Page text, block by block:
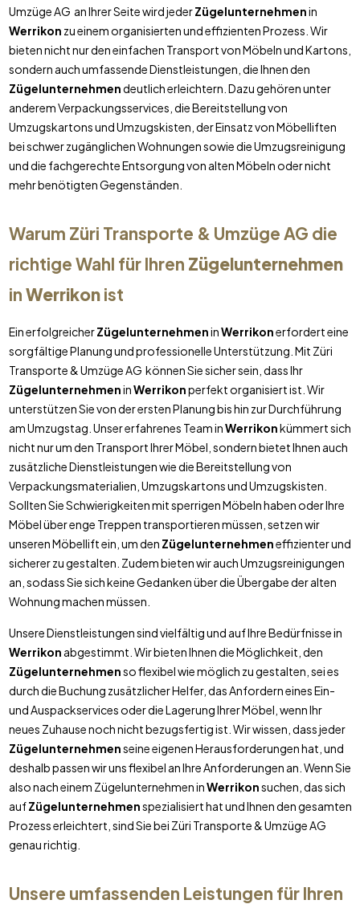
Umzüge AG an Ihrer Seite wird jederZügelunternehmenin
Werrikon zu einem organisierten und effizienten Prozess. Wir
bieten nicht nur den einfachen Transport von Möbeln und Kartons,
sondern auch umfassende Dienstleistungen, die Ihnen den
Zügelunternehmendeutlich erleichtern. Dazu gehören unter
anderem Verpackungsservices, die Bereitstellung von
Umzugskartons und Umzugskisten, der Einsatz von Möbelliften
bei schwer zugänglichen Wohnungen sowie die Umzugsreinigung
und die fachgerechte Entsorgung von alten Möbeln oder nicht
mehr benötigten Gegenständen.
Warum Züri Transporte & Umzüge AG die
richtige Wahl für Ihren Zügelunternehmen
inWerrikonist
Ein erfolgreicherZügelunternehmeninWerrikonerfordert eine
sorgfältige Planung und professionelle Unterstützung. Mit Züri
Transporte & Umzüge AG können Sie sicher sein, dass Ihr
ZügelunternehmeninWerrikonperfekt organisiert ist. Wir
unterstützen Sie von der ersten Planung bis hin zur Durchführung
am Umzugstag. Unser erfahrenes Team inWerrikonkümmert sich
nicht nur um den Transport Ihrer Möbel, sondern bietet Ihnen auch
zusätzliche Dienstleistungen wie die Bereitstellung von
Verpackungsmaterialien, Umzugskartons und Umzugskisten.
Sollten Sie Schwierigkeiten mit sperrigen Möbeln haben oder Ihre
Möbel über enge Treppen transportieren müssen, setzen wir
unseren Möbellift ein, um den Zügelunternehmeneffizienter und
sicherer zu gestalten. Zudem bieten wir auch Umzugsreinigungen
an, sodass Sie sich keine Gedanken über die Übergabe der alten
Wohnung machen müssen.
Unsere Dienstleistungen sind vielfältig und auf Ihre Bedürfnisse in
Werrikon abgestimmt. Wir bieten Ihnen die Möglichkeit, den
Zügelunternehmenso flexibel wie möglich zu gestalten, sei es
durch die Buchung zusätzlicher Helfer, das Anfordern eines Ein-
und Auspackservices oder die Lagerung Ihrer Möbel, wenn Ihr
neues Zuhause noch nicht bezugsfertig ist. Wir wissen, dass jeder
Zügelunternehmenseine eigenen Herausforderungen hat, und
deshalb passen wir uns flexibel an Ihre Anforderungen an. Wenn Sie
also nach einem Zügelunternehmen inWerrikonsuchen, das sich
aufZügelunternehmenspezialisiert hat und Ihnen den gesamten
Prozess erleichtert, sind Sie bei Züri Transporte & Umzüge AG
genau richtig.
Unsere umfassenden Leistungen für Ihren